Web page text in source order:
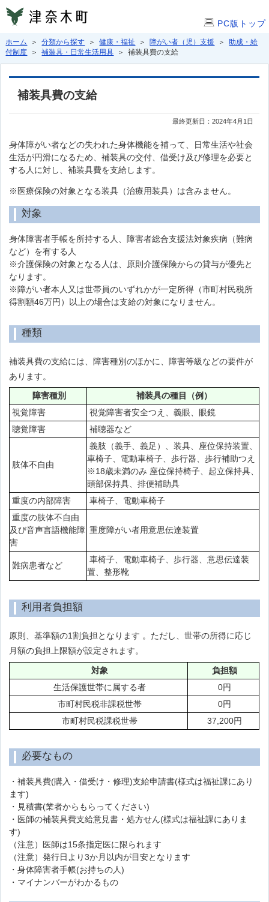
PC版トップ
ホーム ＞分類から探す ＞健康・福祉 ＞ 障がい者（児）支援 ＞助成・給
付制度 ＞補装具・日常生活用具 ＞ 補装具費の支給
補装具費の支給
最終更新日：2024年4月1日
身体障がい者などの失われた身体機能を補って、日常生活や社会
生活が円滑になるため、補装具の交付、借受け及び修理を必要と
する人に対し、補装具費を支給します。
※医療保険の対象となる装具（治療用装具）は含みません。
対象
身体障害者手帳を所持する人、障害者総合支援法対象疾病（難病
など）を有する人
※介護保険の対象となる人は、原則介護保険からの貸与が優先と
なります。
※障がい者本人又は世帯員のいずれかが一定所得（市町村民税所
得割額46万円）以上の場合は支給の対象になりません。
種類
補装具費の支給には、障害種別のほかに、障害等級などの要件が
あります。
障害種別
補装具の種目（例）
視覚障害
視覚障害者安全つえ、義眼、眼鏡
聴覚障害
補聴器など
肢体不自由
義肢（義手、義足）、装具、座位保持装置、
車椅子、電動車椅子、歩行器、歩行補助つえ
※18歳未満のみ 座位保持椅子、起立保持具、
頭部保持具、排便補助具
重度の内部障害
車椅子、電動車椅子
重度の肢体不自由
及び音声言語機能障
害
重度障がい者用意思伝達装置
難病患者など
車椅子、電動車椅子、歩行器、意思伝達装
置、整形靴
利用者負担額
原則、基準額の1割負担となります 。ただし、世帯の所得に応じ
月額の負担上限額が設定されます。
対象
負担額
生活保護世帯に属する者
0円
市町村民税非課税世帯
0円
市町村民税課税世帯
37,200円
必要なもの
・補装具費(購入・借受け・修理)支給申請書(様式は福祉課にあり
ます)
・見積書(業者からもらってください)
・医師の補装具費支給意見書・処方せん(様式は福祉課にありま
す)
（注意）医師は15条指定医に限られます
（注意）発行日より3か月以内が目安となります
・身体障害者手帳(お持ちの人)
・マイナンバーがわかるもの